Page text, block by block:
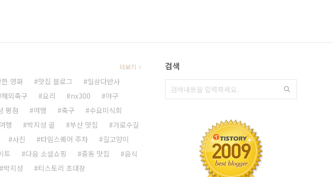
한 영화 맛집 블로그
일상다반사
해외축구 요리 nx300
야구
평점 여행 축구
수요미식회
행 박지성 골 부산 맛집
가로수길
사진 타임스퀘어 주차
길고양이
트 다음 소셜쇼핑 중동 맛집
음식
박지성
티스토리 초대장
더보기 검색